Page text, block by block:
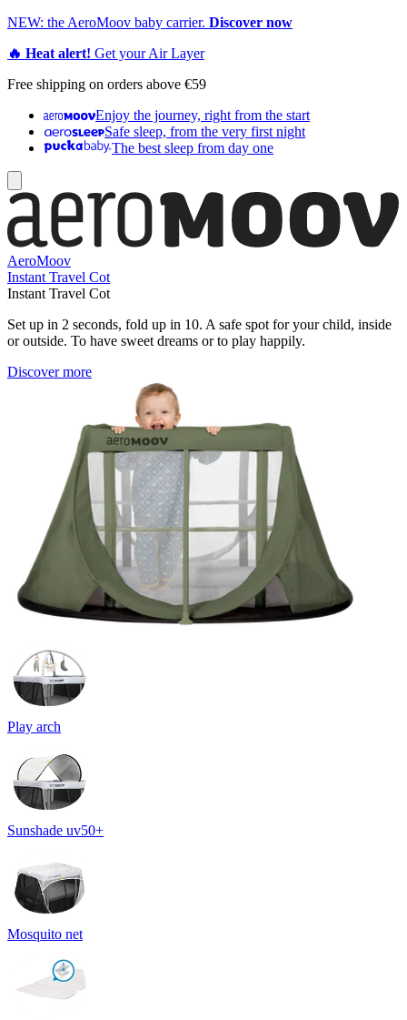
NEW: the AeroMoov baby carrier. Discover now
🔥 Heat alert! Get your Air Layer
Free shipping on orders above €59
Enjoy the journey, right from the start
Safe sleep, from the very first night
The best sleep from day one
AeroMoov
Instant Travel Cot
Instant Travel Cot
Set up in 2 seconds, fold up in 10. A safe spot for your child, inside
or outside. To have sweet dreams or to play happily.
Discover more
Play arch
Sunshade uv50+
Mosquito net